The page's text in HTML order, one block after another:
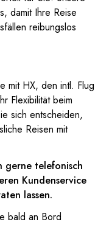
damit Ihre Reise
reibungslos
mit HX, den intl. Flug
Flexibilität beim
sich entscheiden,
Reisen mit
gerne telefonisch
Kundenservice
lassen.
bald an Bord